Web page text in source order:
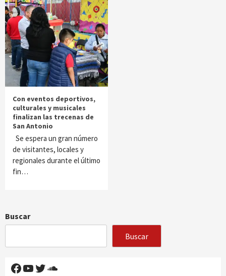
Con eventos deportivos,
culturales y musicales
finalizan las trecenas de
San Antonio
Se espera un gran número
de visitantes, locales y
regionales durante el último
fin…
Buscar
Buscar
Facebook
YouTube
Twitter
SoundCloud